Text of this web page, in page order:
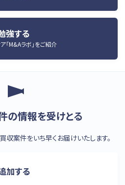
強する
「M&Aラボ」をご紹介
の情報を受けとる
収案件をいち早くお届けいたします。
加する